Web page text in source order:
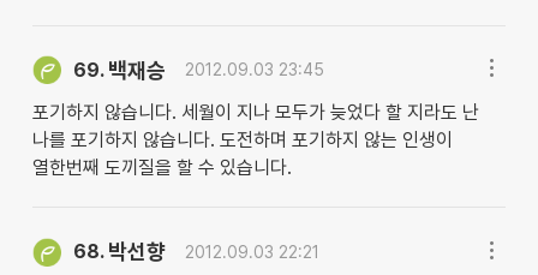
69. 백재승 2012.09.03 23:45
포기하지 않습니다. 세월이 지나 모두가 늦었다 할 지라도 난
나를 포기하지 않습니다. 도전하며 포기하지 않는 인생이
열한번째 도끼질을 할 수 있습니다.
68. 박선향 2012.09.03 22:21